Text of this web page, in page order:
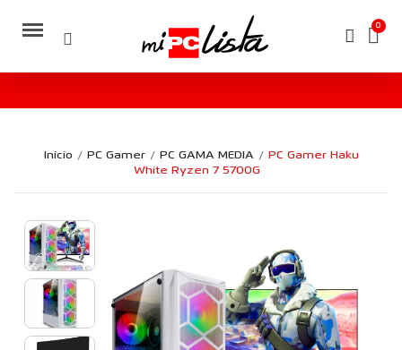
Inicio PC Gamer PC GAMA MEDIA
PC Gamer Haku
White Ryzen 7 5700G